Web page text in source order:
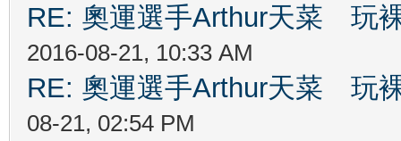
RE: 奧運選手Arthur天菜 玩
2016-08-21, 10:33 AM
RE: 奧運選手Arthur天菜 玩
08-21, 02:54 PM